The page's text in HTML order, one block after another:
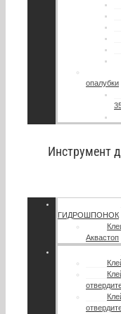
опалубки
Инструмент
ГИДРОШПОНОК
Аквастоп